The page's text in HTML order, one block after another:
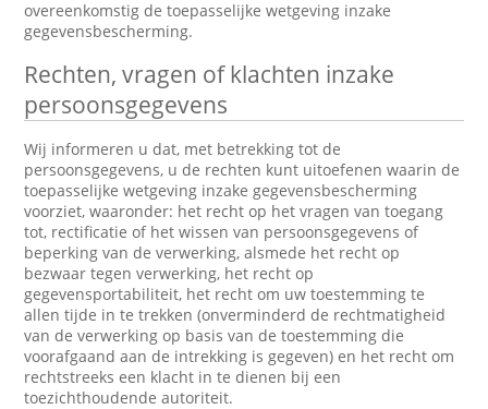
overeenkomstig de toepasselijke wetgeving inzake
gegevensbescherming.
Rechten, vragen of klachten inzake
persoonsgegevens
Wij informeren u dat, met betrekking tot de
persoonsgegevens, u de rechten kunt uitoefenen waarin de
toepasselijke wetgeving inzake gegevensbescherming
voorziet, waaronder: het recht op het vragen van toegang
tot, rectificatie of het wissen van persoonsgegevens of
beperking van de verwerking, alsmede het recht op
bezwaar tegen verwerking, het recht op
gegevensportabiliteit, het recht om uw toestemming te
allen tijde in te trekken (onverminderd de rechtmatigheid
van de verwerking op basis van de toestemming die
voorafgaand aan de intrekking is gegeven) en het recht om
rechtstreeks een klacht in te dienen bij een
toezichthoudende autoriteit.